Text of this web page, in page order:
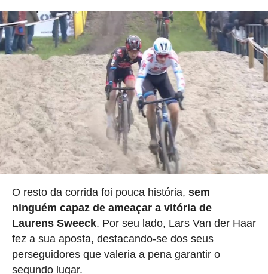
O resto da corrida foi pouca história, sem
ninguém capaz de ameaçar a vitória de
Laurens Sweeck. Por seu lado, Lars Van der Haar
fez a sua aposta, destacando-se dos seus
perseguidores que valeria a pena garantir o
segundo lugar.